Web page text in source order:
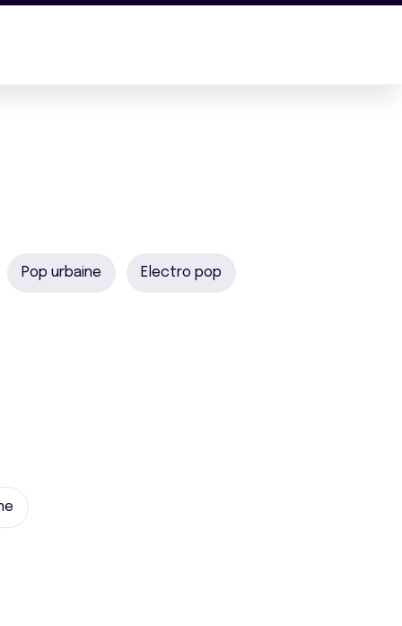
Pop urbaine Electro pop